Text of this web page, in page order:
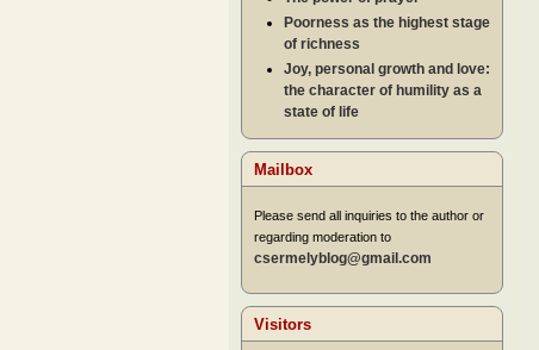
Poorness as the highest stage
of richness
Joy, personal growth and love:
the character of humility as a
state of life
Mailbox
Please send all inquiries to the author or
regarding moderation to
csermelyblog@gmail.com
Visitors